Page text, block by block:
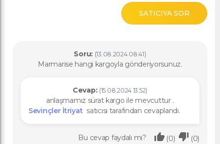
SATICIYA SOR
Soru: (13.08.2024 08:41)
Marmarise hangi kargoyla gönderiyorsunuz.
Cevap: (15.08.2024 13:52)
anlaşmamız sürat kargo ile mevcuttur .
Sevinçler İtriyat satıcısı tarafından cevaplandı.
Bu cevap faydalı mı? (0) (0)